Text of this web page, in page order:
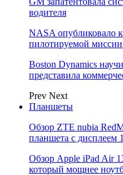
водителя
NASA опубликовало
пилотируемой
Boston Dynamics
представила
Prev Next
Планшеты
Обзор ZTE nubia
планшета с дисплеем
Обзор Apple iPad Air
который мощнее